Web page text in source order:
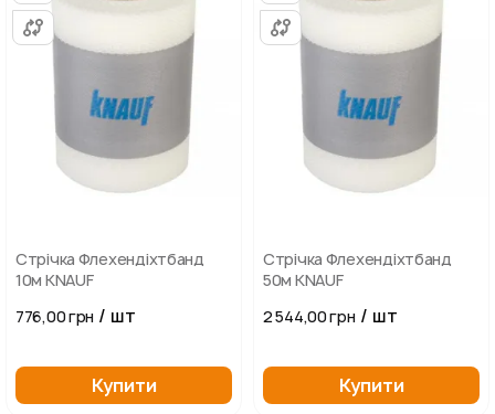
Стрічка Флехендіхтбанд
10м KNAUF
776,00 грн / шт
Купити
Стрічка Флехендіхтбанд
50м KNAUF
2 544,00 грн / шт
Купити